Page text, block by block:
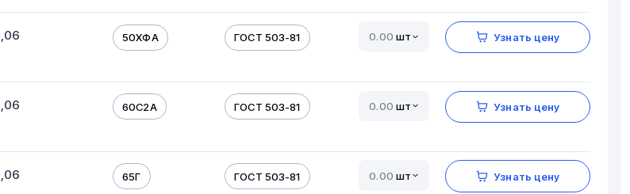
50ХФА ГОСТ 503-81 шт Узнать цену
60С2А ГОСТ 503-81 шт Узнать цену
65Г ГОСТ 503-81 шт Узнать цену